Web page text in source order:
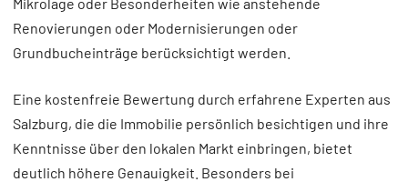
Renovierungen oder Modernisierungen oder
Grundbucheinträge berücksichtigt werden.
Eine kostenfreie Bewertung durch erfahrene Experten aus
Salzburg, die die Immobilie persönlich besichtigen und ihre
Kenntnisse über den lokalen Markt einbringen, bietet
deutlich höhere Genauigkeit. Besonders bei